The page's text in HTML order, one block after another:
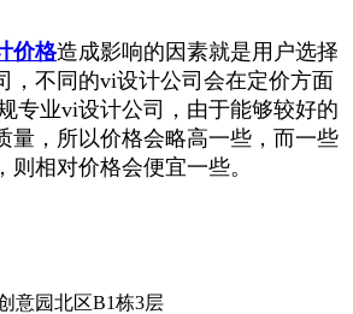
价格造成影响的因素就是用户选择
，不同的vi设计公司会在定价方面
专业vi设计公司，由于能够较好的
量，所以价格会略高一些，而一些
相对价格会便宜一些。
意园北区B1栋3层